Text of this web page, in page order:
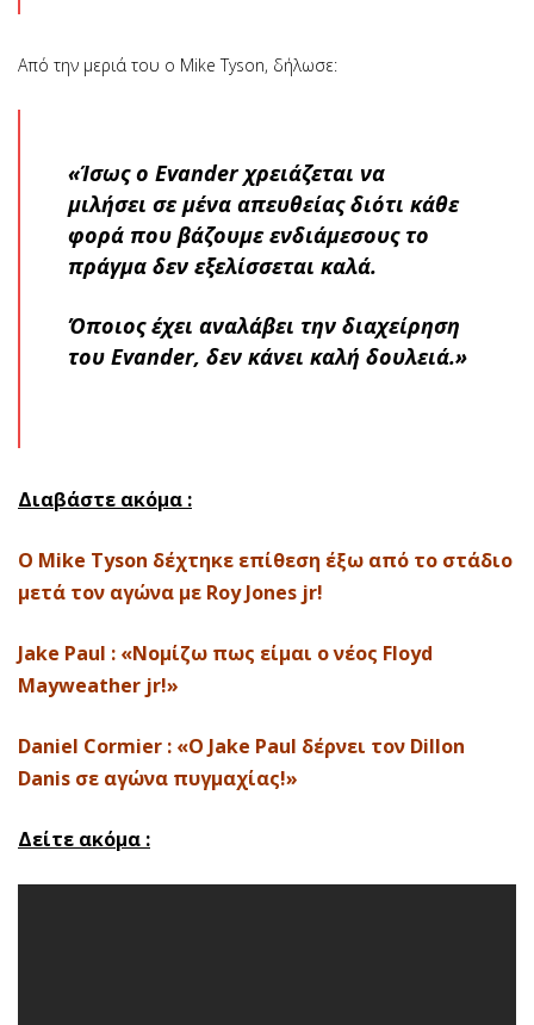
Από την μεριά του ο Mike Tyson, δήλωσε:
«Ίσως ο Evander χρειάζεται να
μιλήσει σε μένα απευθείας διότι κάθε
φορά που βάζουμε ενδιάμεσους το
πράγμα δεν εξελίσσεται καλά.
Όποιος έχει αναλάβει την διαχείρηση
του Evander, δεν κάνει καλή δουλειά.»
Διαβάστε ακόμα :
O Mike Tyson δέχτηκε επίθεση έξω από το στάδιο
μετά τον αγώνα με Roy Jones jr!
Jake Paul : «Νομίζω πως είμαι ο νέος Floyd
Mayweather jr!»
Daniel Cormier : «Ο Jake Paul δέρνει τον Dillon
Danis σε αγώνα πυγμαχίας!»
Δείτε ακόμα :